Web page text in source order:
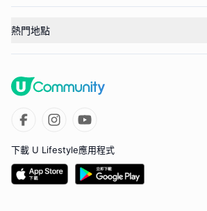
熱門地點
下載 U Lifestyle應用程式